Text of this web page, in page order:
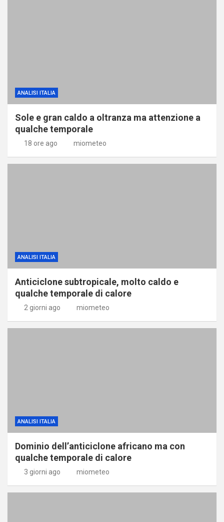
ANALISI ITALIA
Sole e gran caldo a oltranza ma attenzione a
qualche temporale
18 ore ago miometeo
ANALISI ITALIA
Anticiclone subtropicale, molto caldo e
qualche temporale di calore
2 giorni ago miometeo
ANALISI ITALIA
Dominio dell’anticiclone africano ma con
qualche temporale di calore
3 giorni ago miometeo